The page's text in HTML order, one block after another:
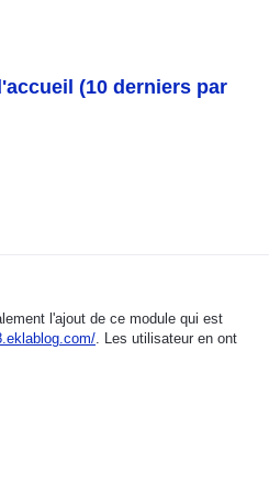
(10 derniers par
l'ajout de ce module qui est
. Les utilisateur en ont